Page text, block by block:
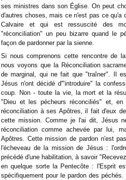
ses ministres dans son Église. On peut
d'autres choses, mais ce n'est pas ce qu'a
Calvaire et qui est ressuscité des
"réconciliation" un peu bizarre quand le
façon de pardonner par la sienne.
Si nous comprenons cette rencontre de
nous voyons que la Réconciliation
de marginal, qui ne fait que "traîner". Il
Jésus n'ont décidé d'"introduire" la
coup. Non - toute la vie, la mort et la
"Dieu et les pécheurs réconciliés" et,
réconciliation à ses Apôtres, il fait d'eux
cette mission. Comme je l'ai dit, Jésus
réconciliation comme achevée par lui,
Apôtres. Cette mission de pardon n'est
l'écheveau de la mission de Jésus :
précédé d'une habilitation, à savoir
en quelque sorte la Pentecôte : l'Esprit
spécifiquement pour le pardon des